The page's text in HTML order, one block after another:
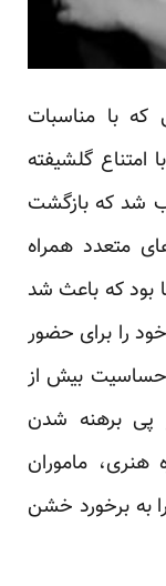
با مناسبات
امتناع گلشیفته
شد که بازگشت
متعدد همراه
بود که باعث شد
را برای حضور
حساسیت بیش از
پی برهنه شدن
هنری، ماموران
به برخورد خشن